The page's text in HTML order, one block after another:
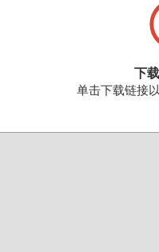
下
单击下载链接